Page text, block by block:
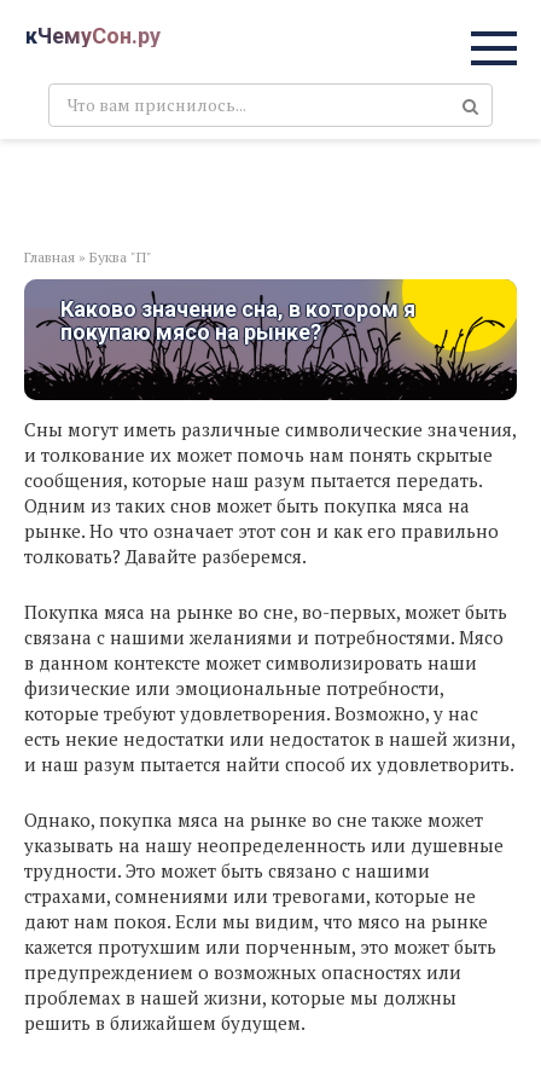
кЧемуСон.ру
Поиск:
Главная » Буква "П"
Каково значение сна, в котором я
покупаю мясо на рынке?
Сны могут иметь различные символические значения,
и толкование их может помочь нам понять скрытые
сообщения, которые наш разум пытается передать.
Одним из таких снов может быть покупка мяса на
рынке. Но что означает этот сон и как его правильно
толковать? Давайте разберемся.
Покупка мяса на рынке во сне, во-первых, может быть
связана с нашими желаниями и потребностями. Мясо
в данном контексте может символизировать наши
физические или эмоциональные потребности,
которые требуют удовлетворения. Возможно, у нас
есть некие недостатки или недостаток в нашей жизни,
и наш разум пытается найти способ их удовлетворить.
Однако, покупка мяса на рынке во сне также может
указывать на нашу неопределенность или душевные
трудности. Это может быть связано с нашими
страхами, сомнениями или тревогами, которые не
дают нам покоя. Если мы видим, что мясо на рынке
кажется протухшим или порченным, это может быть
предупреждением о возможных опасностях или
проблемах в нашей жизни, которые мы должны
решить в ближайшем будущем.